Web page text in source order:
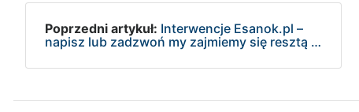
Poprzedni artykuł: Interwencje Esanok.pl –
napisz lub zadzwoń my zajmiemy się resztą …